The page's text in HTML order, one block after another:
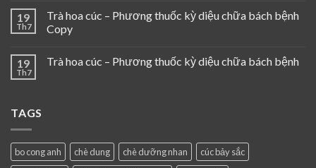
19
Th7
Trà hoa cúc – Phương thuốc kỳ diệu chữa bách bệnh
Copy
19
Th7
Trà hoa cúc – Phương thuốc kỳ diệu chữa bách bệnh
TAGS
bo cong anh chè dung chè dưỡng nhan
cúc bảy sắc